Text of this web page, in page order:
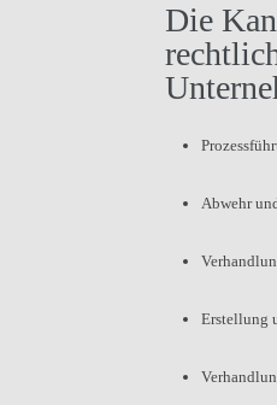
Die
Abwehr
Erstellung